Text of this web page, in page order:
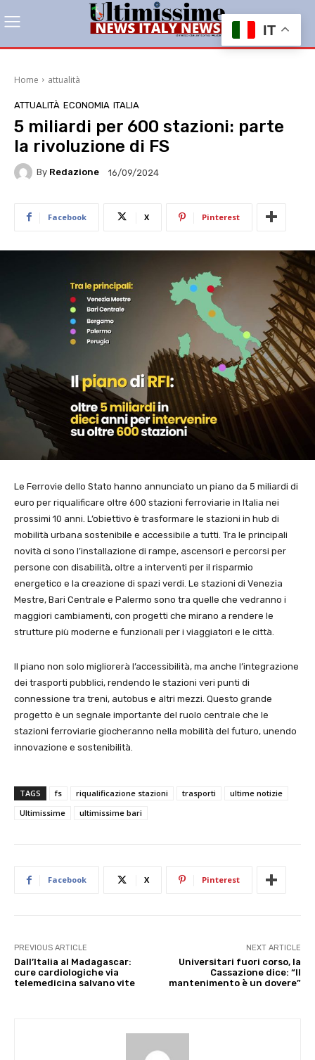
Home attualità
ATTUALITÀ ECONOMIA ITALIA
5 miliardi per 600 stazioni: parte
la rivoluzione di FS
By Redazione 16/09/2024
Facebook X Pinterest
Le Ferrovie dello Stato hanno annunciato un piano da 5 miliardi di
euro per riqualificare oltre 600 stazioni ferroviarie in Italia nei
prossimi 10 anni. L’obiettivo è trasformare le stazioni in hub di
mobilità urbana sostenibile e accessibile a tutti. Tra le principali
novità ci sono l’installazione di rampe, ascensori e percorsi per
persone con disabilità, oltre a interventi per il risparmio
energetico e la creazione di spazi verdi. Le stazioni di Venezia
Mestre, Bari Centrale e Palermo sono tra quelle che vedranno i
maggiori cambiamenti, con progetti che mirano a rendere le
strutture più moderne e funzionali per i viaggiatori e le città.
Il piano non solo migliorerà l’accessibilità, ma anche l’integrazione
dei trasporti pubblici, rendendo le stazioni veri punti di
connessione tra treni, autobus e altri mezzi. Questo grande
progetto è un segnale importante del ruolo centrale che le
stazioni ferroviarie giocheranno nella mobilità del futuro, unendo
innovazione e sostenibilità.
TAGS fs riqualificazione stazioni trasporti
ultime notizie
Ultimissime
ultimissime bari
Facebook X Pinterest
PREVIOUS ARTICLE
Dall’Italia al Madagascar:
cure cardiologiche via
telemedicina salvano vite
NEXT ARTICLE
Universitari fuori corso, la
Cassazione dice: “Il
mantenimento è un dovere”
IT